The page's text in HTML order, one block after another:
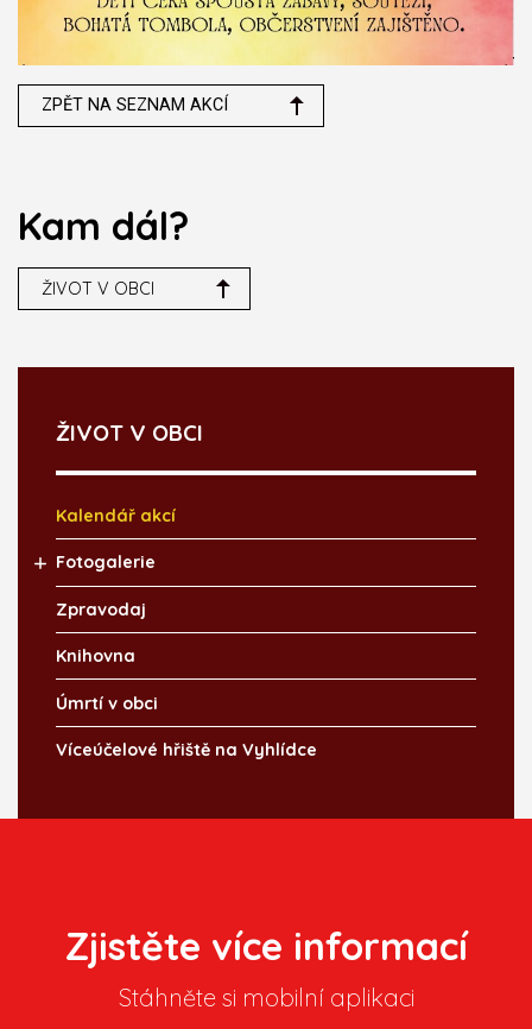
ZPĚT NA SEZNAM AKCÍ
Kam dál?
ŽIVOT V OBCI
ŽIVOT V OBCI
Kalendář akcí
Fotogalerie
Zpravodaj
Knihovna
Úmrtí v obci
Víceúčelové hřiště na Vyhlídce
Zjistěte více informací
Stáhněte si mobilní aplikaci